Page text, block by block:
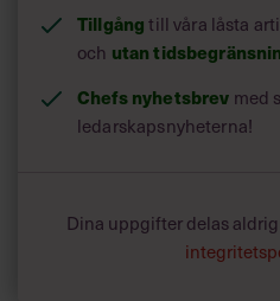
Tillgångtill våra låsta
och utan
Chefs nyhetsbrev med
ledarskapsnyheterna!
Dina uppgifter delas